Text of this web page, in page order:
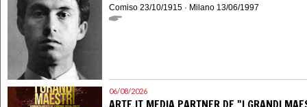
Comiso 23/10/1915 · Milano 13/06/1997
06/08/2026